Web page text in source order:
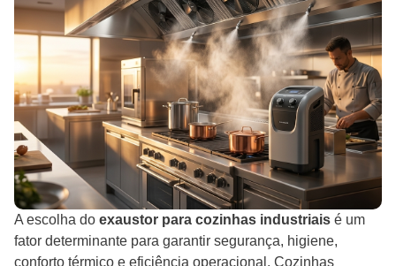
A escolha do exaustor para cozinhas industriais é um
fator determinante para garantir segurança, higiene,
conforto térmico e eficiência operacional. Cozinhas